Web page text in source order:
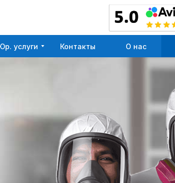
услуги Контакты О нас
О нас